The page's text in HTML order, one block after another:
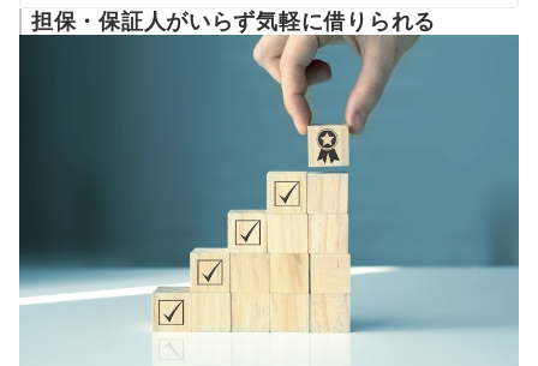
担保・保証人がいらず気軽に借りられる